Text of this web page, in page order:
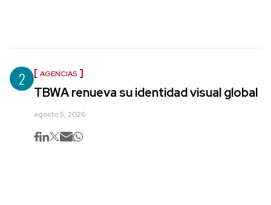
2 AGENCIAS
TBWA renueva su identidad visual global
agosto 5, 2026